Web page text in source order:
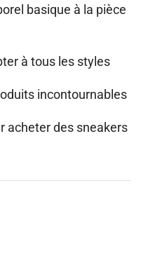
basique à la pièce
à tous les styles
incontournables
acheter des sneakers